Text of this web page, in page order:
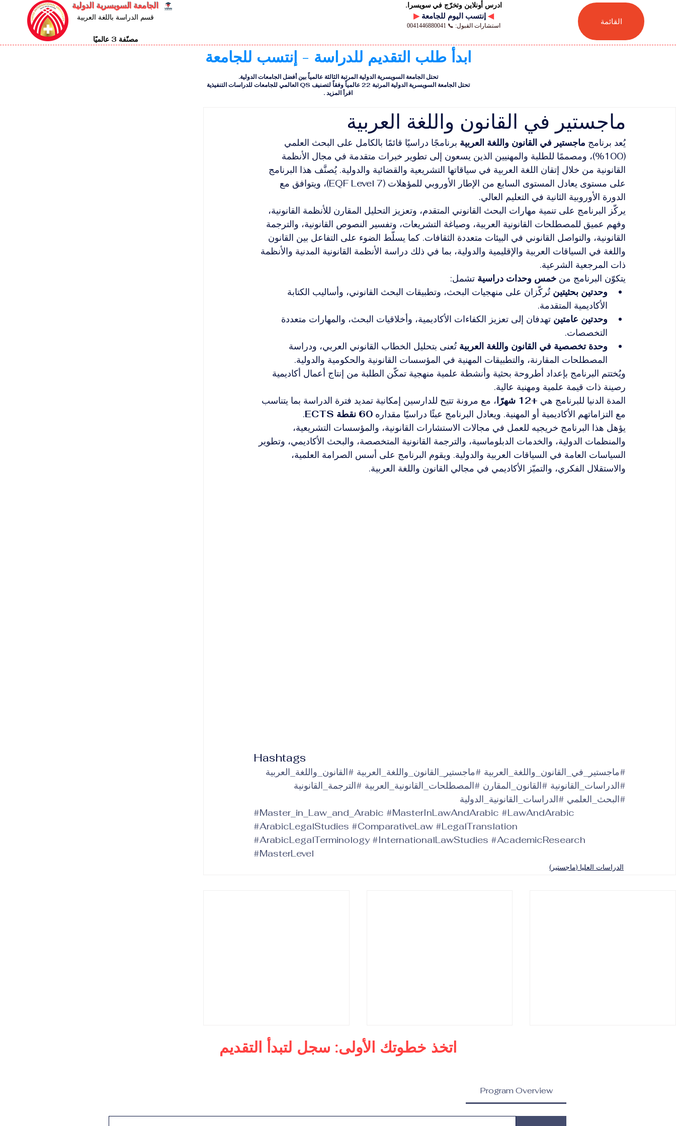
الجامعة السويسرية الدولية
قسم الدراسة باللغة العربية
مصنّفة 3 عالميًا
ادرس أونلاين وتخرّج في سويسرا.
▶ ◀
استشارات القبول: 📞 0041446880041 القائمة
ابدأ طلب التقديم للدراسة - إنتسب للجامعة
تحتل الجامعة السويسرية الدولية المرتبة الثالثة عالمياً بين أفضل الجامعات الدولية.
تحتل الجامعة السويسرية الدولية المرتبة 22 عالمياً وفقاً لتصنيف QS العالمي للجامعات للدراسات التنفيذية
اقرأ المزيد.
ماجستير في القانون واللغة العربية
يُعد برنامج ماجستير في القانون واللغة العربية برنامجًا دراسيًا قائمًا بالكامل على البحث العلمي
(100%)، ومصممًا للطلبة والمهنيين الذين يسعون إلى تطوير خبرات متقدمة في مجال الأنظمة
القانونية من خلال إتقان اللغة العربية في سياقاتها التشريعية والقضائية والدولية. يُصنَّف هذا البرنامج
على مستوى يعادل المستوى السابع من الإطار الأوروبي للمؤهلات (EQF Level 7)، ويتوافق مع
الدورة الأوروبية الثانية في التعليم العالي.
يركّز البرنامج على تنمية مهارات البحث القانوني المتقدم، وتعزيز التحليل المقارن للأنظمة القانونية،
وفهم عميق للمصطلحات القانونية العربية، وصياغة التشريعات، وتفسير النصوص القانونية، والترجمة
القانونية، والتواصل القانوني في البيئات متعددة الثقافات. كما يسلّط الضوء على التفاعل بين القانون
واللغة في السياقات العربية والإقليمية والدولية، بما في ذلك دراسة الأنظمة القانونية المدنية والأنظمة
ذات المرجعية الشرعية.
يتكوّن البرنامج من خمس وحدات دراسية تشمل:
وحدتين بحثيتين تُركّزان على منهجيات البحث، وتطبيقات البحث القانوني، وأساليب الكتابة
الأكاديمية المتقدمة.
وحدتين عامتين تهدفان إلى تعزيز الكفاءات الأكاديمية، وأخلاقيات البحث، والمهارات متعددة
التخصصات.
وحدة تخصصية في القانون واللغة العربية تُعنى بتحليل الخطاب القانوني العربي، ودراسة
المصطلحات المقارنة، والتطبيقات المهنية في المؤسسات القانونية والحكومية والدولية.
ويُختتم البرنامج بإعداد أطروحة بحثية وأنشطة علمية منهجية تمكّن الطلبة من إنتاج أعمال أكاديمية
رصينة ذات قيمة علمية ومهنية عالية.
المدة الدنيا للبرنامج هي +12 شهرًا
، مع مرونة تتيح للدارسين إمكانية تمديد فترة الدراسة بما يتناسب
مع التزاماتهم الأكاديمية أو المهنية. ويعادل البرنامج عبئًا دراسيًا مقداره 60 نقطة ECTS
.
يؤهل هذا البرنامج خريجيه للعمل في مجالات الاستشارات القانونية، والمؤسسات التشريعية،
والمنظمات الدولية، والخدمات الدبلوماسية، والترجمة القانونية المتخصصة، والبحث الأكاديمي، وتطوير
السياسات العامة في السياقات العربية والدولية. ويقوم البرنامج على أسس الصرامة العلمية،
والاستقلال الفكري، والتميّز الأكاديمي في مجالي القانون واللغة العربية.
Hashtags
#ماجستير_في_القانون_واللغة_العربية #ماجستير_القانون_واللغة_العربية #القانون_واللغة_العربية
#الدراسات_القانونية #القانون_المقارن #المصطلحات_القانونية_العربية #الترجمة_القانونية
#البحث_العلمي #الدراسات_القانونية_الدولية
#Master_in_Law_and_Arabic #MasterInLawAndArabic #LawAndArabic
#ArabicLegalStudies #ComparativeLaw #LegalTranslation
#ArabicLegalTerminology #InternationalLawStudies #AcademicResearch
#MasterLevel
الدراسات العليا (ماجستير)
اتخذ خطوتك الأولى: سجل لتبدأ التقديم
Program Overview